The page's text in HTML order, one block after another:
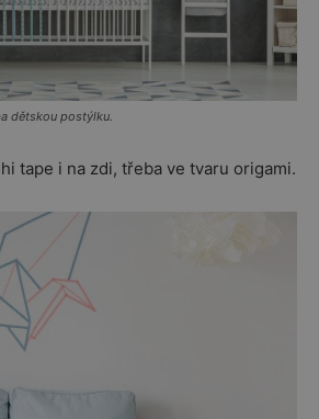
dětskou postýlku.
tape i na zdi, třeba ve tvaru origami.